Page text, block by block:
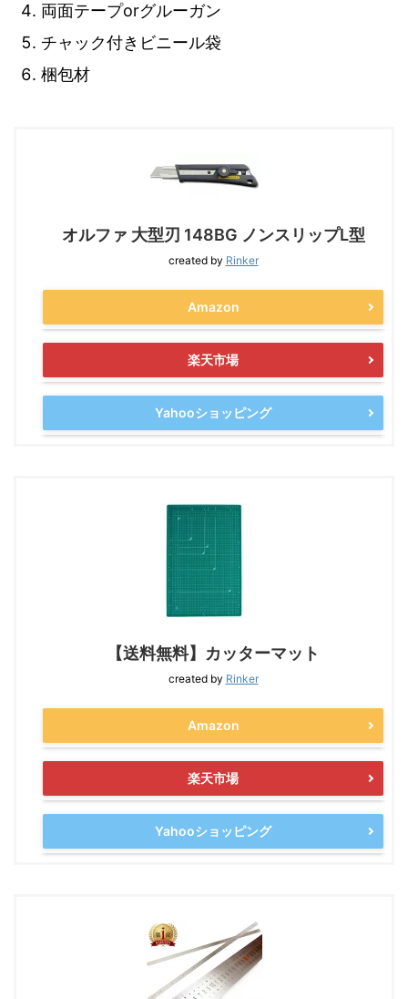
両面テープorグルーガン
チャック付きビニール袋
梱包材
オルファ 大型刃 148BG ノンスリップL型
created by Rinker
Amazon
楽天市場
Yahooショッピング
【送料無料】カッターマット
created by Rinker
Amazon
楽天市場
Yahooショッピング